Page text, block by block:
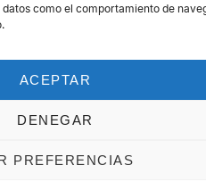
como el comportamiento de
ACEPTAR
DENEGAR
PREFERENCIAS